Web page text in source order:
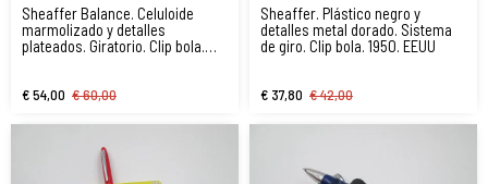
Sheaffer Balance. Celuloide
marmolizado y detalles
plateados. Giratorio. Clip bola.
€ 54,00 € 60,00
Sheaffer. Plástico negro y
detalles metal dorado. Sistema
de giro. Clip bola. 1950. EEUU
€ 37,80 € 42,00